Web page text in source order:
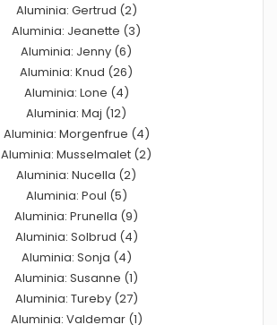
Aluminia: Gertrud (2)
Aluminia: Jeanette (3)
Aluminia: Jenny (6)
Aluminia: Knud (26)
Aluminia: Lone (4)
Aluminia: Maj (12)
Aluminia: Morgenfrue (4)
Aluminia: Musselmalet (2)
Aluminia: Nucella (2)
Aluminia: Poul (5)
Aluminia: Prunella (9)
Aluminia: Solbrud (4)
Aluminia: Sonja (4)
Aluminia: Susanne (1)
Aluminia: Tureby (27)
Aluminia: Valdemar (1)